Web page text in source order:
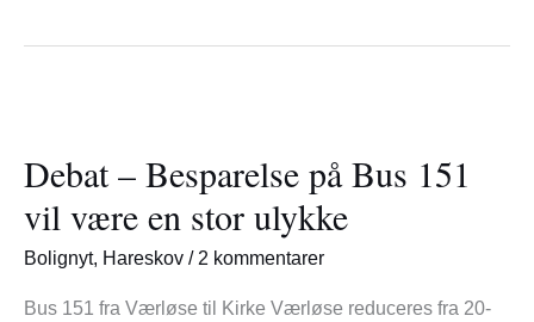
Debat – Besparelse på Bus 151
vil være en stor ulykke
Bolignyt, Hareskov / 2 kommentarer
Bus 151 fra Værløse til Kirke Værløse reduceres fra 20-
Besparelse
på
Bus
151
være